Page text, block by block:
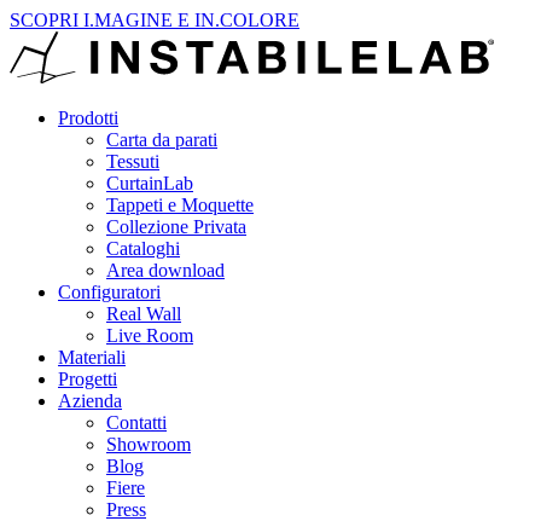
SCOPRI I.MAGINE E IN.COLORE
Prodotti
Carta da parati
Tessuti
CurtainLab
Tappeti e Moquette
Collezione Privata
Cataloghi
Area download
Configuratori
Real Wall
Live Room
Materiali
Progetti
Azienda
Contatti
Showroom
Blog
Fiere
Press